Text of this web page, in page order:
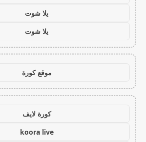
يلا شوت
يلا شوت
موقع كورة
كورة لايف
koora live